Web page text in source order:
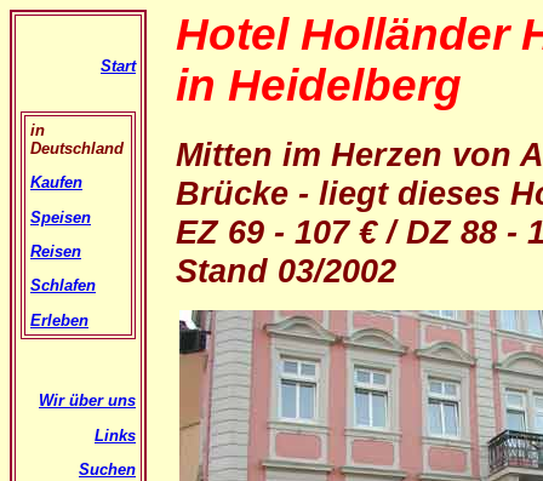
Start
in
Deutschland
Kaufen
Speisen
Reisen
Schlafen
Erleben
Wir über uns
Links
Suchen
Hotel Holländer
in Heidelberg
Mitten im Herzen von
Brücke - liegt dieses
EZ 69 - 107 € / DZ 88
Stand 03/2002